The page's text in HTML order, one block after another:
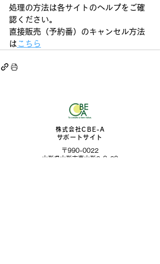
処理の方法は各サイトのヘルプをご確
認ください。
直接販売（予約番）のキャンセル方法
は こちら
株式会社CBE-A
​サポートサイト
〒990-0022
​山形県山形市東山形2-8-20